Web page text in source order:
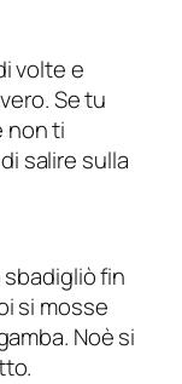
volte e
Se tu
non ti
salire sulla
fin
si mosse
Noè si